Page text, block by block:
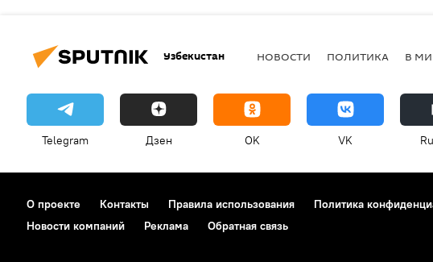
Узбекистан НОВОСТИ ПОЛИТИКА В
Telegram Дзен OK VK
О проекте Контакты Правила использования Политика
Новости компаний
Реклама Обратная связь